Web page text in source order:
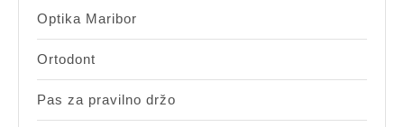
Optika Maribor
Ortodont
Pas za pravilno držo